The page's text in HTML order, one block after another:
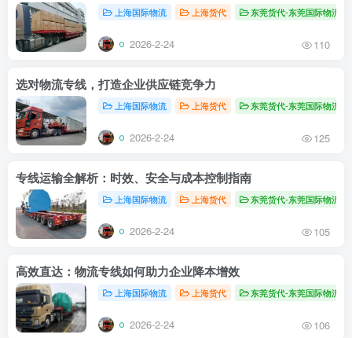
上海国际物流 上海货代 东莞货代-东莞国际物流
2026-2-24 110
选对物流专线，打造企业供应链竞争力
上海国际物流 上海货代 东莞货代-东莞国际物流
2026-2-24 125
专线运输全解析：时效、安全与成本控制指南
上海国际物流 上海货代 东莞货代-东莞国际物流
2026-2-24 105
高效直达：物流专线如何助力企业降本增效
上海国际物流 上海货代 东莞货代-东莞国际物流
2026-2-24 106